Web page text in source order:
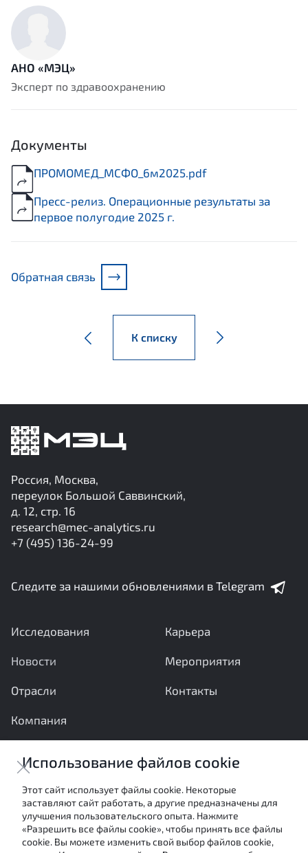
АНО «МЭЦ»
Эксперт по здравоохранению
Документы
ПРОМОМЕД_МСФО_6м2025.pdf
Пресс-релиз. Операционные результаты за
первое полугодие 2025 г.
Обратная связь
К списку
Россия, Москва,
переулок Большой Саввинский,
д. 12, стр. 16
research@mec-analytics.ru
+7 (495) 136-24-99
Следите за нашими обновлениями в Telegram
Исследования
Новости
Отрасли
Компания
Карьера
Мероприятия
Контакты
Отправить сообщение
Настоящие материалы являются собственностью
АНО «Межотраслевой экспертный центр» и не могут
быть использованы в каких-либо целях (в том числе
Использование файлов cookie
Этот сайт использует файлы cookie. Некоторые
заставляют сайт работать, а другие предназначены для
улучшения пользовательского опыта. Нажмите
«Разрешить все файлы cookie», чтобы принять все файлы
cookie. Вы можете изменить свой выбор файлов cookie,